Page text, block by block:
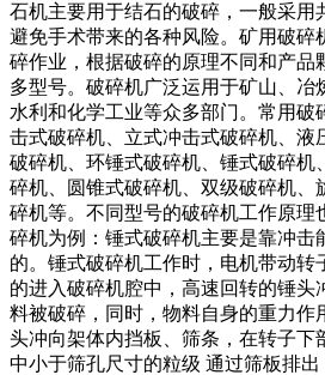
石机主要用于结石的破碎，一般采用
避免手术带来的各种风险。矿用破碎
碎作业，根据破碎的原理不同和产品
多型号。破碎机广泛运用于矿山、冶
水利和化学工业等众多部门。常用破
击式破碎机、立式冲击式破碎机、液
破碎机、环锤式破碎机、锤式破碎机
碎机、圆锥式破碎机、双级破碎机、
碎机等。不同型号的破碎机工作原理
碎机为例：锤式破碎机主要是靠冲击
的。锤式破碎机工作时，电机带动转
的进入破碎机腔中，高速回转的锤头
料被破碎，同时，物料自身的重力作
头冲向架体内挡板、筛条，在转子下
中小于筛孔尺寸的粒级 通过筛板排